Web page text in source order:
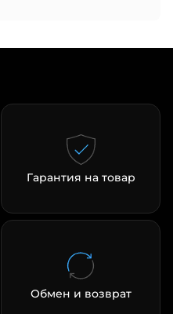
Гарантия на товар
Обмен и возврат